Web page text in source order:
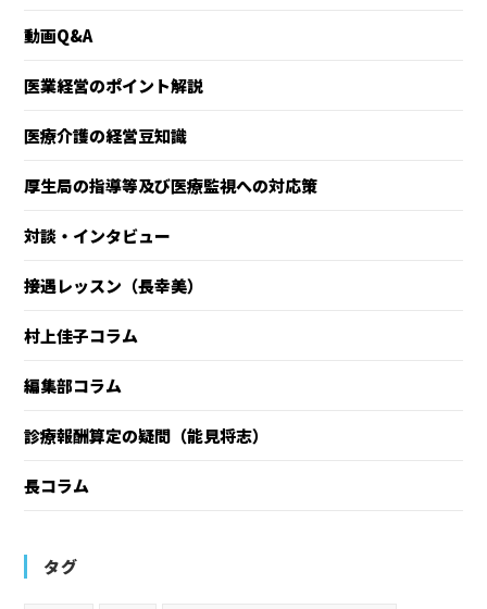
動画Q&A
医業経営のポイント解説
医療介護の経営豆知識
厚生局の指導等及び医療監視への対応策
対談・インタビュー
接遇レッスン（長幸美）
村上佳子コラム
編集部コラム
診療報酬算定の疑問（能見将志）
長コラム
タグ